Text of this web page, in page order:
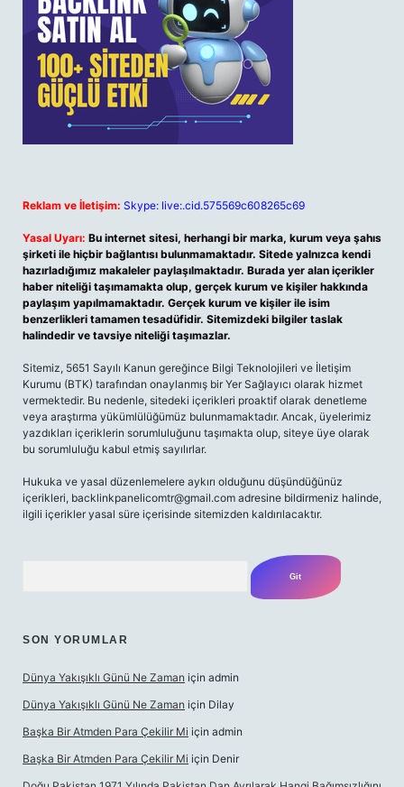
Reklam ve İletişim: Skype: live:.cid.575569c608265c69
Yasal Uyarı: Bu internet sitesi, herhangi bir marka, kurum veya şahıs
şirketi ile hiçbir bağlantısı bulunmamaktadır. Sitede yalnızca kendi
hazırladığımız makaleler paylaşılmaktadır. Burada yer alan içerikler
haber niteliği taşımamakta olup, gerçek kurum ve kişiler hakkında
paylaşım yapılmamaktadır. Gerçek kurum ve kişiler ile isim
benzerlikleri tamamen tesadüfidir. Sitemizdeki bilgiler taslak
halindedir ve tavsiye niteliği taşımazlar.
Sitemiz, 5651 Sayılı Kanun gereğince Bilgi Teknolojileri ve İletişim
Kurumu (BTK) tarafından onaylanmış bir Yer Sağlayıcı olarak hizmet
vermektedir. Bu nedenle, sitedeki içerikleri proaktif olarak denetleme
veya araştırma yükümlülüğümüz bulunmamaktadır. Ancak, üyelerimiz
yazdıkları içeriklerin sorumluluğunu taşımakta olup, siteye üye olarak
bu sorumluluğu kabul etmiş sayılırlar.
Hukuka ve yasal düzenlemelere aykırı olduğunu düşündüğünüz
içerikleri, backlinkpanelicomtr@gmail.com adresine bildirmeniz halinde,
ilgili içerikler yasal süre içerisinde sitemizden kaldırılacaktır.
SON YORUMLAR
Dünya Yakışıklı Günü Ne Zaman için admin
Dünya Yakışıklı Günü Ne Zaman için Dilay
Başka Bir Atmden Para Çekilir Mi için admin
Başka Bir Atmden Para Çekilir Mi için Denir